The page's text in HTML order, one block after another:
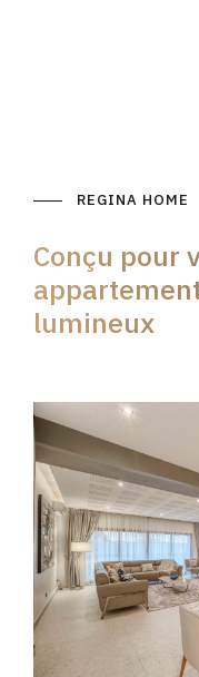
REGINA HOME
Conçu pour
lumineux